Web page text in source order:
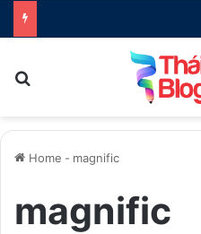
Home - magnific
magnific